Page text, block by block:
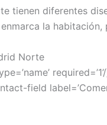
tienen diferentes
la
Norte
field